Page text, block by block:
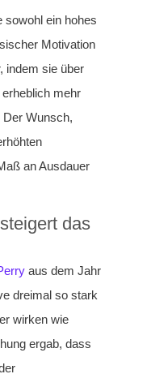
sowohl ein hohes
Motivation
indem sie über
mehr
Der Wunsch,
an Ausdauer
das
aus dem Jahr
dreimal so stark
wirken wie
ergab, dass